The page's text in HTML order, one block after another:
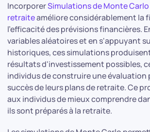
IncorporerSimulations de Monte
retraiteaméliore considérablement la
l'efficacité des prévisions financières.
variables aléatoires et en s'appuyant
historiques, ces simulations
résultats d'investissement possibles,
individus de construire une évaluation
succès de leurs plans de retraite. Ce
aux individus de mieux comprendre
ils sont préparés à la retraite.